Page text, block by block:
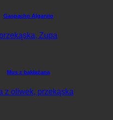
Gaspacho Algarvio
przekąska, Zupa
Mus z bakłażana
z oliwek, przekąska